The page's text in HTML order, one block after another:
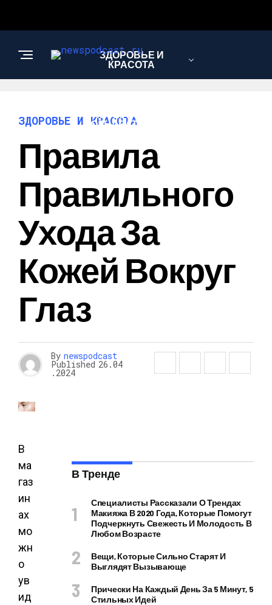
ЗДОРОВЬЕ И
КРАСОТА
ИНТЕРЕСНОЕ И
ПОЗНАВАТЕЛЬНОЕ
ЗДОРОВЬЕ И КРАСОТА
Правила
Правильного
Ухода За
Кожей Вокруг
Глаз
By newspodcast
Published 26.04
.2024
В
ма
газ
ин
ах
мо
жн
о
ув
ид
В Тренде
Специалисты Рассказали О Трендах
Макияжа В 2020 Года, Которые Помогут
Подчеркнуть Свежесть И Молодость В
Любом Возрасте
Вещи, Которые Сильно Старят И
Выглядят Вызывающе
Прически На Каждый День За 5 Минут, 5
Стильных Идей